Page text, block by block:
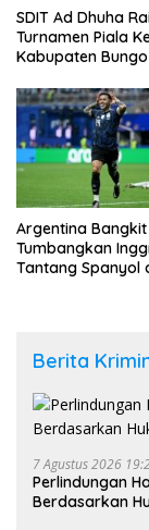
SDIT Ad Dhuha
Turnamen Piala
Kabupaten
Argentina
Tumbangkan
Tantang Spanyol
Berita
7 Agustus 2026
Perlindungan
Berdasarkan